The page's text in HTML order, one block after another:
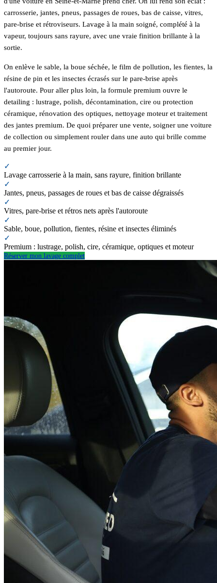
carrosserie, jantes, pneus, passages de roues, bas de caisse, vitres,
pare-brise et rétroviseurs. Lavage à la main soigné, complété à la
vapeur, toujours sans rayure, avec une vraie finition brillante à la
sortie.
On enlève le sable, la boue séchée, le film de pollution, les fientes, la
résine de pin et les insectes écrasés sur le pare-brise après
l'autoroute. Pour aller plus loin, la formule premium ouvre le
detailing : lustrage, polish, décontamination, cire ou protection
céramique, rénovation des optiques, nettoyage moteur et traitement
des jantes premium. De quoi préparer une vente, soigner une voiture
de collection ou simplement rouler dans une auto qui brille comme
au premier jour.
✓
Lavage carrosserie à la main, sans rayure, finition brillante
✓
Jantes, pneus, passages de roues et bas de caisse dégraissés
✓
Vitres, pare-brise et rétros nets après l'autoroute
✓
Sable, boue, pollution, fientes, résine et insectes éliminés
✓
Premium : lustrage, polish, cire, céramique, optiques et moteur
Réserver mon lavage complet